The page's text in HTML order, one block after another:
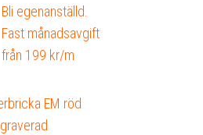
Bli egenanställd.
Fast månadsavgift
från 199 kr/m